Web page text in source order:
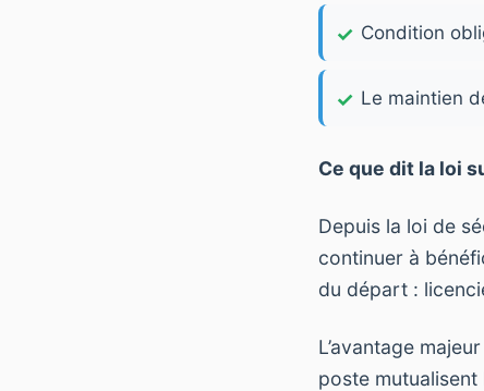
Condition
Le maintien
Ce que dit la loi
Depuis la loi de
continuer à
du départ :
L’avantage
poste